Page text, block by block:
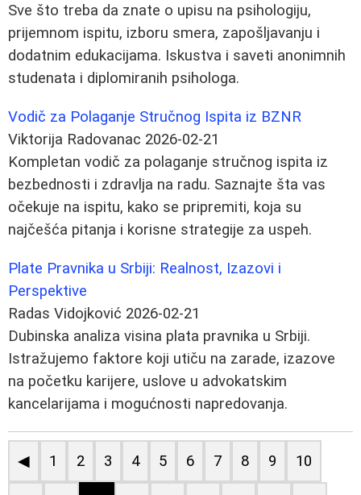
Sve što treba da znate o upisu na psihologiju,
prijemnom ispitu, izboru smera, zapošljavanju i
dodatnim edukacijama. Iskustva i saveti anonimnih
studenata i diplomiranih psihologa.
Vodič za Polaganje Stručnog Ispita iz BZNR
Viktorija Radovanac 2026-02-21
Kompletan vodič za polaganje stručnog ispita iz
bezbednosti i zdravlja na radu. Saznajte šta vas
očekuje na ispitu, kako se pripremiti, koja su
najčešća pitanja i korisne strategije za uspeh.
Plate Pravnika u Srbiji: Realnost, Izazovi i
Perspektive
Radas Vidojković 2026-02-21
Dubinska analiza visina plata pravnika u Srbiji.
Istražujemo faktore koji utiču na zarade, izazove
na početku karijere, uslove u advokatskim
kancelarijama i mogućnosti napredovanja.
◀ 1 2 3 4 5 6 7 8 9 10